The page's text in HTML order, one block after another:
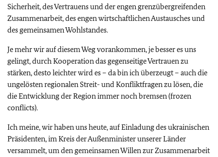
Sicherheit, des Vertrauens und der engen grenzübergreifenden
Zusammenarbeit, des engen wirtschaftlichen Austausches und
des gemeinsamen Wohlstandes.
Je mehr wir auf diesem Weg vorankommen, je besser es uns
gelingt, durch Kooperation das gegenseitige Vertrauen zu
stärken, desto leichter wird es – da bin ich überzeugt – auch die
ungelösten regionalen Streit- und Konfliktfragen zu lösen, die
die Entwicklung der Region immer noch bremsen (frozen
conflicts).
Ich meine, wir haben uns heute, auf Einladung des ukrainischen
Präsidenten, im Kreis der Außenminister unserer Länder
versammelt, um den gemeinsamen Willen zur Zusammenarbeit